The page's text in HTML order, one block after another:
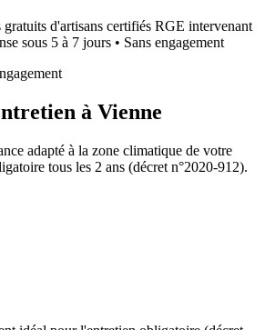
d'artisans certifiés RGE intervenant
sous 5 à 7 jours • Sans engagement
à Vienne
adapté à la zone climatique de votre
tous les 2 ans (décret n°2020-912).